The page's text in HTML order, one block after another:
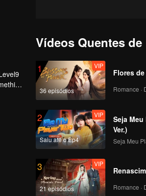
Vídeos Quentes de
1
36 episódios
VIP
Flores
Romance ·
2
Saiu até o Ep4
VIP
Seja
Ver.)
Seja Meu
3
21 episódios
VIP
Romance ·